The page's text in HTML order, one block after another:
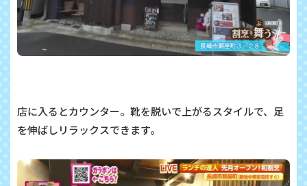
店に入るとカウンター。靴を脱いで上がるスタイルで、足
を伸ばしリラックスできます。